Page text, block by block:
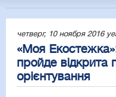
четверг, 10 ноября 2016
«Моя
пройде відкрита
орієнтування